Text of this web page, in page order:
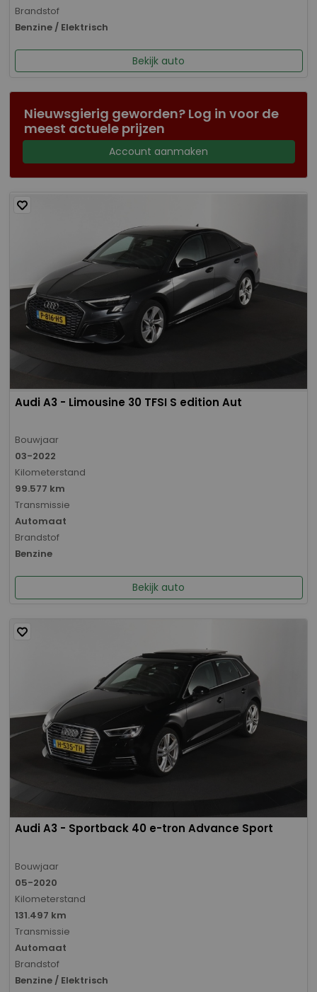
Brandstof
Benzine / Elektrisch
Bekijk auto
Nieuwsgierig geworden? Log in voor de
meest actuele prijzen
Account aanmaken
Audi A3 - Limousine 30 TFSI S edition Aut
Bouwjaar
03-2022
Kilometerstand
99.577 km
Transmissie
Automaat
Brandstof
Benzine
Bekijk auto
Audi A3 - Sportback 40 e-tron Advance Sport
Bouwjaar
05-2020
Kilometerstand
131.497 km
Transmissie
Automaat
Brandstof
Benzine / Elektrisch